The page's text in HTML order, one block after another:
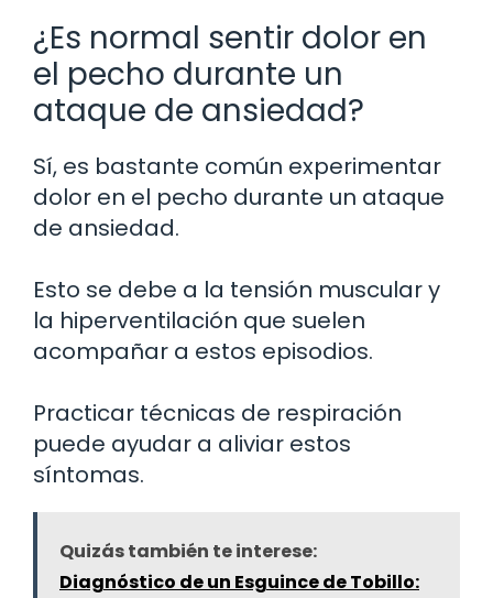
¿Es normal sentir dolor en
el pecho durante un
ataque de ansiedad?
Sí, es bastante común experimentar
dolor en el pecho durante un ataque
de ansiedad.
Esto se debe a la tensión muscular y
la hiperventilación que suelen
acompañar a estos episodios.
Practicar técnicas de respiración
puede ayudar a aliviar estos
síntomas.
Quizás también te interese:
Diagnóstico de un Esguince de Tobillo: